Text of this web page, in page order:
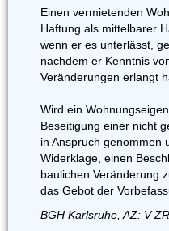
Einen vermietenden
Haftung als mittelbarer
wenn er es unterlässt,
nachdem er Kenntnis
Veränderungen erlangt
Wird ein
Beseitigung einer nicht
in Anspruch genommen
Widerklage, einen
baulichen Veränderung
das Gebot der
BGH Karlsruhe, AZ: V